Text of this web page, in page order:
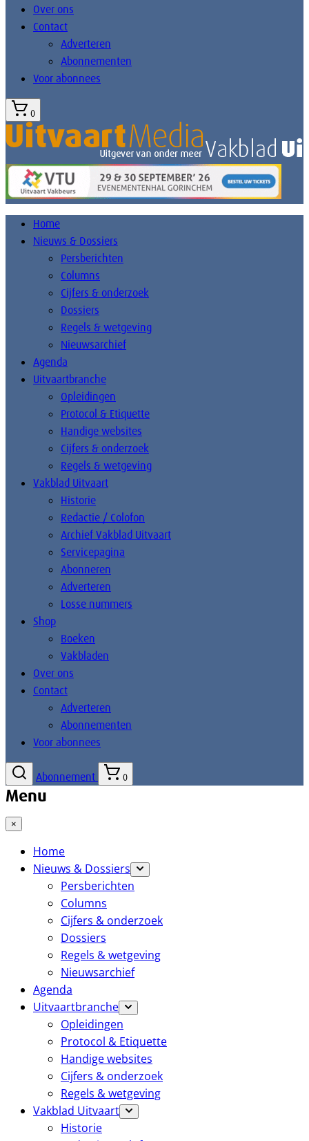
Over ons
Contact
Adverteren
Abonnementen
Voor abonnees
0
Home
Nieuws & Dossiers
Persberichten
Columns
Cijfers & onderzoek
Dossiers
Regels & wetgeving
Nieuwsarchief
Agenda
Uitvaartbranche
Opleidingen
Protocol & Etiquette
Handige websites
Cijfers & onderzoek
Regels & wetgeving
Vakblad Uitvaart
Historie
Redactie / Colofon
Archief Vakblad Uitvaart
Servicepagina
Abonneren
Adverteren
Losse nummers
Shop
Boeken
Vakbladen
Over ons
Contact
Adverteren
Abonnementen
Voor abonnees
Abonnement 0
Menu
×
Home
Nieuws & Dossiers
Persberichten
Columns
Cijfers & onderzoek
Dossiers
Regels & wetgeving
Nieuwsarchief
Agenda
Uitvaartbranche
Opleidingen
Protocol & Etiquette
Handige websites
Cijfers & onderzoek
Regels & wetgeving
Vakblad Uitvaart
Historie